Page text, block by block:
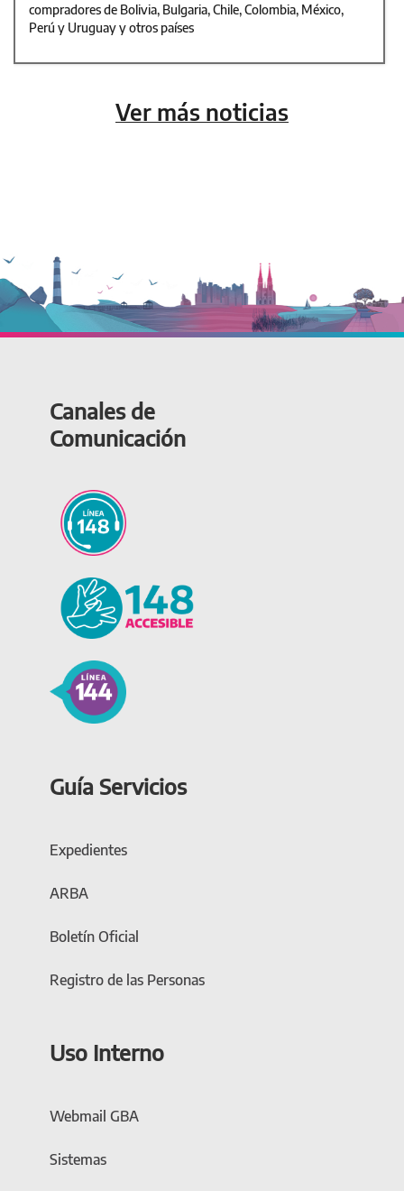
compradores de Bolivia, Bulgaria, Chile, Colombia, México,
Perú y Uruguay y otros países
Ver más noticias
Canales de
Comunicación
Guía Servicios
Expedientes
ARBA
Boletín Oficial
Registro de las Personas
Uso Interno
Webmail GBA
Sistemas